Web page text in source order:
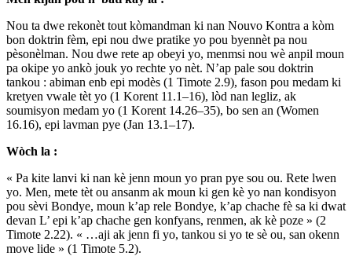
Nou ta dwe rekonèt tout kòmandman ki nan Nouvo Kontra a kòm
bon doktrin fèm, epi nou dwe pratike yo pou byennèt pa nou
pèsonèlman. Nou dwe rete ap obeyi yo, menmsi nou wè anpil moun
pa okipe yo ankò jouk yo rechte yo nèt. N’ap pale sou doktrin
tankou : abiman enb epi modès (1 Timote 2.9), fason pou medam ki
kretyen vwale tèt yo (1 Korent 11.1–16), lòd nan legliz, ak
soumisyon medam yo (1 Korent 14.26–35), bo sen an (Women
16.16), epi lavman pye (Jan 13.1–17).
Wòch la :
« Pa kite lanvi ki nan kè jenn moun yo pran pye sou ou. Rete lwen
yo. Men, mete tèt ou ansanm ak moun ki gen kè yo nan kondisyon
pou sèvi Bondye, moun k’ap rele Bondye, k’ap chache fè sa ki dwat
devan L’ epi k’ap chache gen konfyans, renmen, ak kè poze » (2
Timote 2.22). « …aji ak jenn fi yo, tankou si yo te sè ou, san okenn
move lide » (1 Timote 5.2).